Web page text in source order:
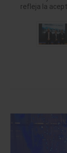
refleja la